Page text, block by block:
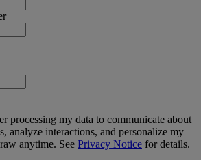
processing my data to communicate about
analyze interactions, and personalize my
anytime. See Privacy Notice for details.